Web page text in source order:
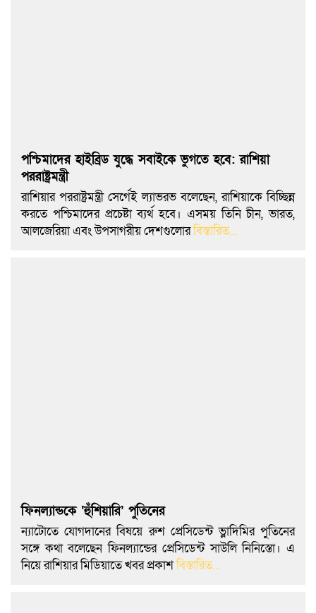
পশ্চিমাদের হাইব্রিড যুদ্ধে সবাইকে ভুগতে হবে: রাশিয়া
পররাষ্ট্রমন্ত্রী
রাশিয়ার পররাষ্ট্রমন্ত্রী সের্গেই ল্যাভরভ বলেছেন, রাশিয়াকে বিচ্ছিন্ন
করতে পশ্চিমাদের প্রচেষ্টা ব্যর্থ হবে। এসময় তিনি চীন, ভারত,
আলজেরিয়া এবং উপসাগরীয় দেশগুলোরবিস্তারিত...
ফিনল্যান্ডকে ‘হুঁশিয়ারি’ পুতিনের
ন্যাটোতে যোগদানের বিষয়ে রুশ প্রেসিডেন্ট ভ্লাদিমির পুতিনের
সঙ্গে কথা বলেছেন ফিনল্যান্ডের প্রেসিডেন্ট সাউলি নিনিস্তো। এ
নিয়ে রাশিয়ার মিডিয়াতে খবর প্রকাশবিস্তারিত...